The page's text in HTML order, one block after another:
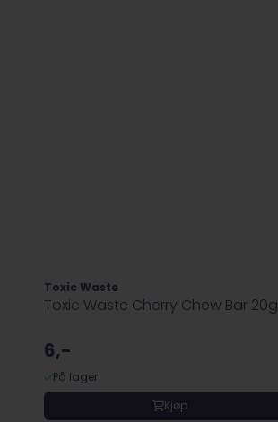
Toxic Waste
Toxic Waste Cherry Chew Bar 20g
6,-
På lager
Kjøp